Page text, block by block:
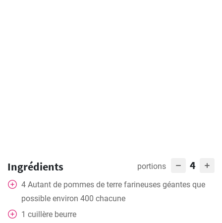
Ingrédients portions 4
4 Autant de pommes de terre farineuses géantes que
possible environ 400 chacune
1 cuillère beurre